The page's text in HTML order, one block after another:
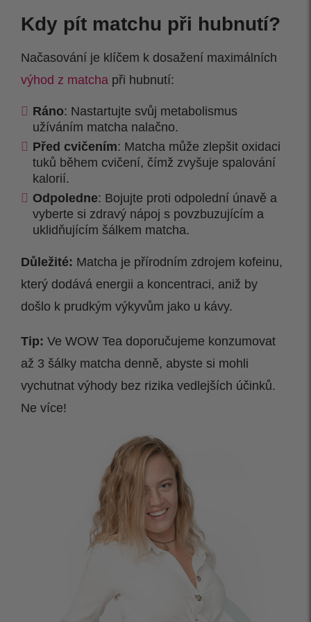
Kdy pít matchu při hubnutí?
Načasování je klíčem k dosažení maximálních
výhod z matcha při hubnutí:
Ráno: Nastartujte svůj metabolismus
užíváním matcha nalačno.
Před cvičením: Matcha může zlepšit oxidaci
tuků během cvičení, čímž zvyšuje spalování
kalorií.
Odpoledne: Bojujte proti odpolední únavě a
vyberte si zdravý nápoj s povzbuzujícím a
uklidňujícím šálkem matcha.
Důležité: Matcha je přírodním zdrojem kofeinu,
který dodává energii a koncentraci, aniž by
došlo k prudkým výkyvům jako u kávy.
Tip: Ve WOW Tea doporučujeme konzumovat
až 3 šálky matcha denně, abyste si mohli
vychutnat výhody bez rizika vedlejších účinků.
Ne více!